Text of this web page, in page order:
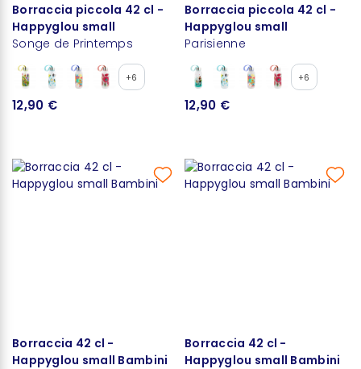
Borraccia piccola 42 cl -
Happyglou small
Songe de Printemps
+6
12,90 €
Borraccia piccola 42 cl -
Happyglou small
Parisienne
+6
12,90 €
Borraccia 42 cl -
Happyglou small Bambini
Borraccia 42 cl -
Happyglou small Bambini